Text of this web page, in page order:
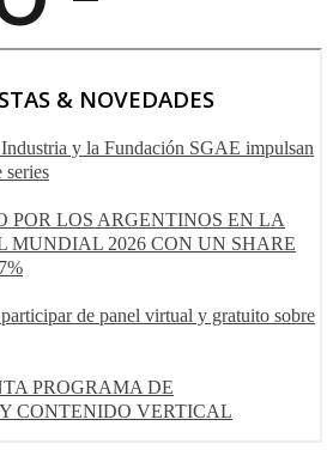
& NOVEDADES
y la Fundación SGAE impulsan
series
POR LOS ARGENTINOS EN LA
MUNDIAL 2026 CON UN SHARE
de panel virtual y gratuito sobre
PROGRAMA DE
CONTENIDO VERTICAL